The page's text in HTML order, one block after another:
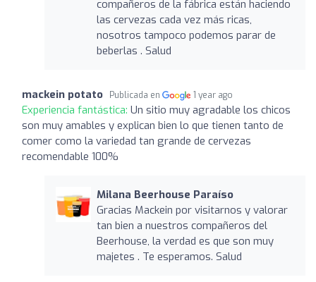
compañeros de la fábrica están haciendo
las cervezas cada vez más ricas,
nosotros tampoco podemos parar de
beberlas . Salud
mackein potato Publicada en 1 year ago
Experiencia fantástica: Un sitio muy agradable los chicos
son muy amables y explican bien lo que tienen tanto de
comer como la variedad tan grande de cervezas
recomendable 100%
Milana Beerhouse Paraíso
Gracias Mackein por visitarnos y valorar
tan bien a nuestros compañeros del
Beerhouse, la verdad es que son muy
majetes . Te esperamos. Salud